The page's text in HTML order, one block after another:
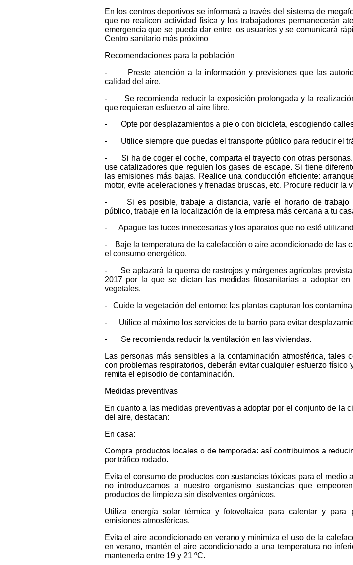
En los centros deportivos se informará a través del sistema de
que no realicen actividad física y los trabajadores permanecerán
emergencia que se pueda dar entre los usuarios y se comunicará
Centro sanitario más próximo
Recomendaciones para la población
- Preste atención a la información y previsiones que las
calidad del aire.
- Se recomienda reducir la exposición prolongada y la
que requieran esfuerzo al aire libre.
- Opte por desplazamientos a pie o con bicicleta, escogiendo
- Utilice siempre que puedas el transporte público para reducir el
- Si ha de coger el coche, comparta el trayecto con otras personas.
use catalizadores que regulen los gases de escape. Si tiene
las emisiones más bajas. Realice una conducción eficiente:
motor, evite aceleraciones y frenadas bruscas, etc. Procure reducir la
- Si es posible, trabaje a distancia, varíe el horario de trabajo
público, trabaje en la localización de la empresa más cercana a tu
- Apague las luces innecesarias y los aparatos que no esté
- Baje la temperatura de la calefacción o aire acondicionado de las
el consumo energético.
- Se aplazará la quema de rastrojos y márgenes agrícolas prevista
2017 por la que se dictan las medidas fitosanitarias a adoptar
vegetales.
- Cuide la vegetación del entorno: las plantas capturan los
- Utilice al máximo los servicios de tu barrio para evitar
- Se recomienda reducir la ventilación en las viviendas.
Las personas más sensibles a la contaminación atmosférica, tales
con problemas respiratorios, deberán evitar cualquier esfuerzo físico
remita el episodio de contaminación.
Medidas preventivas
En cuanto a las medidas preventivas a adoptar por el conjunto de la
del aire, destacan:
En casa:
Compra productos locales o de temporada: así contribuimos a
por tráfico rodado.
Evita el consumo de productos con sustancias tóxicas para el medio
no introduzcamos a nuestro organismo sustancias que
productos de limpieza sin disolventes orgánicos.
Utiliza energía solar térmica y fotovoltaica para calentar y para
emisiones atmosféricas.
Evita el aire acondicionado en verano y minimiza el uso de la
en verano, mantén el aire acondicionado a una temperatura no
mantenerla entre 19 y 21 ºC.